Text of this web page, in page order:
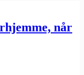
når